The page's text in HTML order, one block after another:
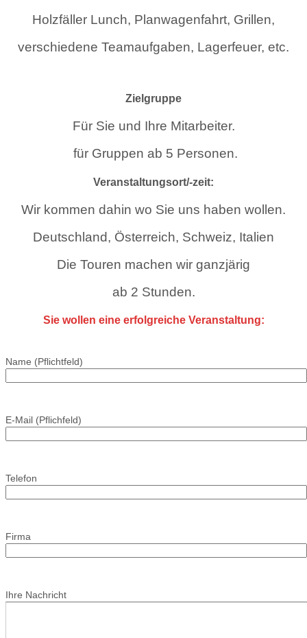
Holzfäller Lunch, Planwagenfahrt, Grillen,
verschiedene Teamaufgaben, Lagerfeuer, etc.
Zielgruppe
Für Sie und Ihre Mitarbeiter.
für Gruppen ab 5 Personen.
Veranstaltungsort/-zeit:
Wir kommen dahin wo Sie uns haben wollen.
Deutschland, Österreich, Schweiz, Italien
Die Touren machen wir ganzjärig
ab 2 Stunden.
Sie wollen eine erfolgreiche Veranstaltung:
Name (Pflichtfeld)
E-Mail (Pflichfeld)
Telefon
Firma
Ihre Nachricht